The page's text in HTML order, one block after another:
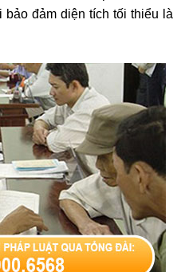
đảm diện tích tối thiểu là